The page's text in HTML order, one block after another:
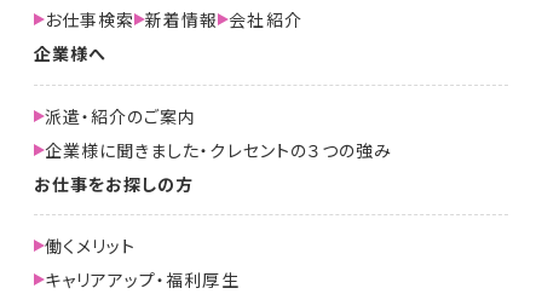
お仕事検索 新着情報 会社紹介
企業様へ
派遣・紹介のご案内
企業様に聞きました・クレセントの３つの強み
お仕事をお探しの方
働くメリット
キャリアアップ・福利厚生